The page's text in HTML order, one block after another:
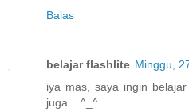
Balas
belajar flashlite Minggu,
iya mas, saya ingin
juga... ^_^